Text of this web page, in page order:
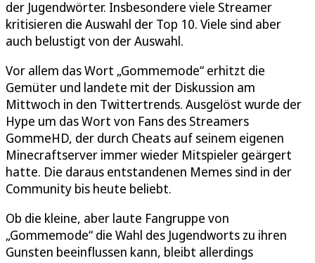
der Jugendwörter. Insbesondere viele Streamer
kritisieren die Auswahl der Top 10. Viele sind aber
auch belustigt von der Auswahl.
Vor allem das Wort „Gommemode“ erhitzt die
Gemüter und landete mit der Diskussion am
Mittwoch in den Twittertrends. Ausgelöst wurde der
Hype um das Wort von Fans des Streamers
GommeHD, der durch Cheats auf seinem eigenen
Minecraftserver immer wieder Mitspieler geärgert
hatte. Die daraus entstandenen Memes sind in der
Community bis heute beliebt.
Ob die kleine, aber laute Fangruppe von
„Gommemode“ die Wahl des Jugendworts zu ihren
Gunsten beeinflussen kann, bleibt allerdings